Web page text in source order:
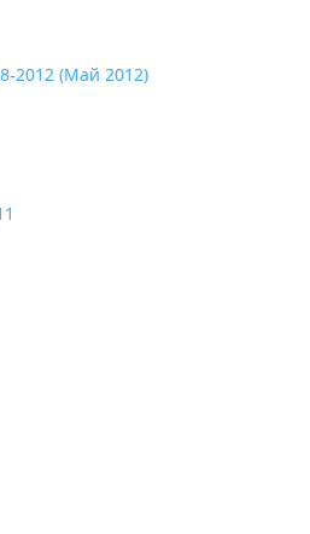
2012 (Май 2012)